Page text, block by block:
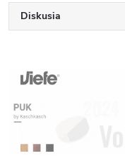
Diskusia